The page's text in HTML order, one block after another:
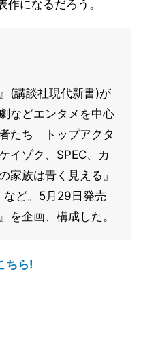
作になるだろう。
(講談社現代新書)が
などエンタメを中心
たち トップアクタ
イゾク、SPEC、カ
家族は青く見える』
など。5月29日発売
を企画、構成した。
ちら!